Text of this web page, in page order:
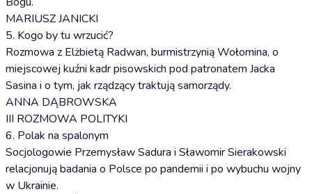
MARIUSZ JANICKI
5. Kogo by tu wrzucić?
Rozmowa z Elżbietą Radwan, burmistrzynią Wołomina, o
miejscowej kuźni kadr pisowskich pod patronatem Jacka
Sasina i o tym, jak rządzący traktują samorządy.
ANNA DĄBROWSKA
III ROZMOWA POLITYKI
6. Polak na spalonym
Socjologowie Przemysław Sadura i Sławomir Sierakowski
relacjonują badania o Polsce po pandemii i po wybuchu wojny
w Ukrainie.